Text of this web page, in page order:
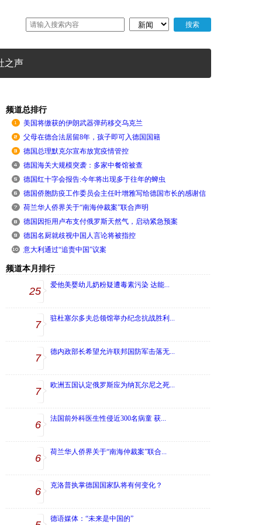
之声
频道总排行
美国将缴获的伊朗武器弹药移交乌克兰
父母在德合法居留8年，孩子即可入德国国籍
德国总理默克尔宣布放宽疫情管控
德国海关大规模突袭：多家中餐馆被查
德国红十字会报告:今年将出现多于往年的蜱虫
德国侨胞防疫工作委员会主任叶增雅写给德国市长的感谢信
荷兰华人侨界关于“南海仲裁案”联合声明
德国因拒用卢布支付俄罗斯天然气，启动紧急预案
德国名厨就歧视中国人言论将被指控
意大利通过“追责中国”议案
频道本月排行
25
爱他美婴幼儿奶粉疑遭毒素污染 达能...
7
驻杜塞尔多夫总领馆举办纪念抗战胜利...
7
德内政部长希望允许联邦国防军击落无...
7
欧洲五国认定俄罗斯应为纳瓦尔尼之死...
6
法国前外科医生性侵近300名病童 获...
6
荷兰华人侨界关于“南海仲裁案”联合...
6
克洛普执掌德国国家队将有何变化？
德语媒体：“未来是中国的”